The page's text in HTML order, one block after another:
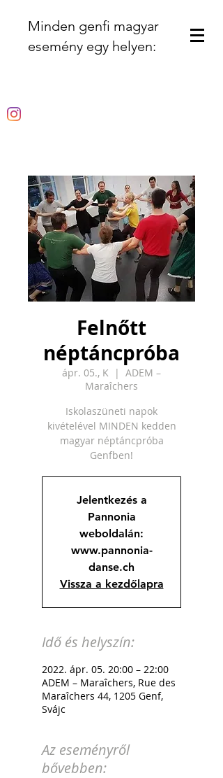
Minden genfi magyar
esemény egy helyen:
Felnőtt
néptáncpróba
ápr. 05., K
  |
ADEM –
Maraîchers
Iskolaszüneti napok
kivételével MINDEN kedden
magyar néptáncpróba
Genfben!
Jelentkezés a
Pannonia
weboldalán:
www.pannonia-
danse.ch
Vissza a kezdőlapra
Idő és helyszín:
2022. ápr. 05. 20:00 – 22:00
ADEM – Maraîchers, Rue des
Maraîchers 44, 1205 Genf,
Svájc
Az eseményről
bővebben: